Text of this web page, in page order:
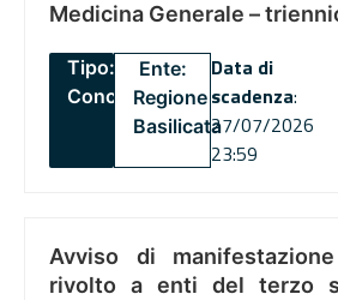
Medicina Generale –
Tipo:
Concorsi
Ente:
Regione
Basilicata
Data di
scadenza:
27/07/2026
23:59
Avviso di
rivolto a enti del terzo